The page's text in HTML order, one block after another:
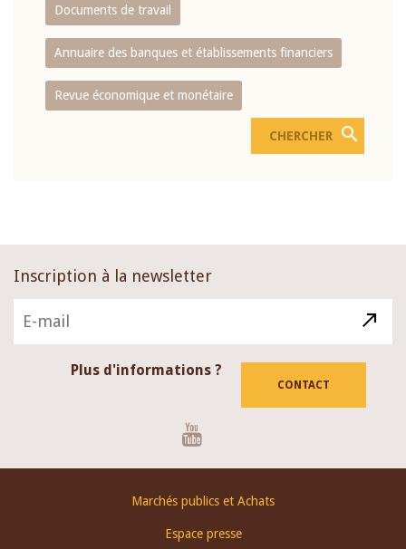
Documents de travail
Annuaire des banques et établissements financiers
Revue économique et monétaire
Inscription à la newsletter
Plus d'informations ?
CONTACT
Marchés publics et Achats
Espace presse